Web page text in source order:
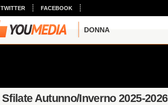
TWITTER FACEBOOK
DONNA
Sfilate Autunno/Inverno 2025-2026